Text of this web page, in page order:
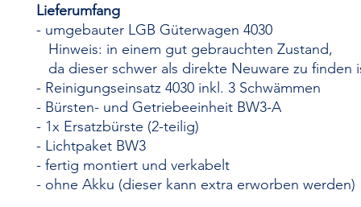
Lieferumfang
- umgebauter LGB Güterwagen 4030
Hinweis: in einem gut gebrauchten Zustand,
da dieser schwer als direkte Neuware zu finden
- Reinigungseinsatz 4030 inkl. 3 Schwämmen
- Bürsten- und Getriebeeinheit BW3-A
- 1x Ersatzbürste (2-teilig)
- Lichtpaket BW3
- fertig montiert und verkabelt
- ohne Akku (dieser kann extra erworben werden)